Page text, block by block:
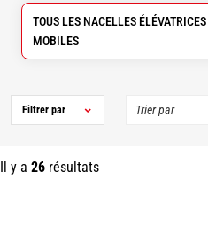
TOUS LES NACELLES ÉLÉVATRICES
MOBILES
Il y a 26 résultats
Filtrer par